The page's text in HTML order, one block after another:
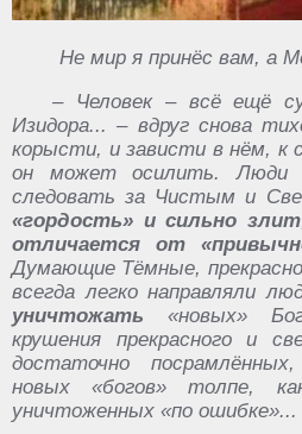
Не мир я принёс вам, а
– Человек – всё ещё
Изидора... – вдруг снова
корысти, и зависти в нём, к
он может осилить.
следовать за Чистым и
«гордость» и сильно злит
отличается от
Думающие Тёмные,
всегда легко направляли
уничтожать «новых»
крушения прекрасного и
достаточно
новых «богов» толпе,
уничтоженных «по ошибке»...